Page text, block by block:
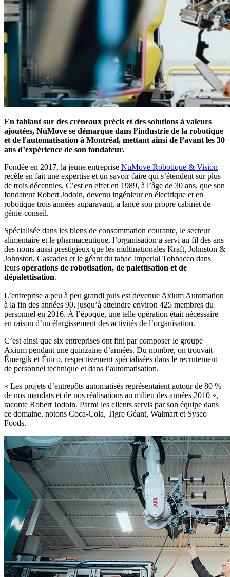
En tablant sur des créneaux précis et des solutions à valeurs
ajoutées, NūMove se démarque dans l’industrie de la robotique
et de l'automatisation à Montréal, mettant ainsi de l’avant les 30
ans d’expérience de son fondateur.
Fondée en 2017, la jeune entreprise NūMove Robotique & Vision
recèle en fait une expertise et un savoir-faire qui s’étendent sur plus
de trois décennies. C’est en effet en 1989, à l’âge de 30 ans, que son
fondateur Robert Jodoin, devenu ingénieur en électrique et en
robotique trois années auparavant, a lancé son propre cabinet de
génie-conseil.
Spécialisée dans les biens de consommation courante, le secteur
alimentaire et le pharmaceutique, l’organisation a servi au fil des ans
des noms aussi prestigieux que les multinationales Kraft, Johnston &
Johnston, Cascades et le géant du tabac Imperial Tobbacco dans
leurs opérations de robotisation, de palettisation et de
dépalettisation.
L’entreprise a peu à peu grandi puis est devenue Axium Automation
à la fin des années 90, jusqu’à atteindre environ 425 membres du
personnel en 2016. À l’époque, une telle opération était nécessaire
en raison d’un élargissement des activités de l’organisation.
C’est ainsi que six entreprises ont fini par composer le groupe
Axium pendant une quinzaine d’années. Du nombre, on trouvait
Émergik et Énico, respectivement spécialisées dans le recrutement
de personnel technique et dans l’automatisation.
« Les projets d’entrepôts automatisés représentaient autour de 80 %
de nos mandats et de nos réalisations au milieu des années 2010 »,
raconte Robert Jodoin. Parmi les clients servis par son équipe dans
ce domaine, notons Coca-Cola, Tigre Géant, Walmart et Sysco
Foods.